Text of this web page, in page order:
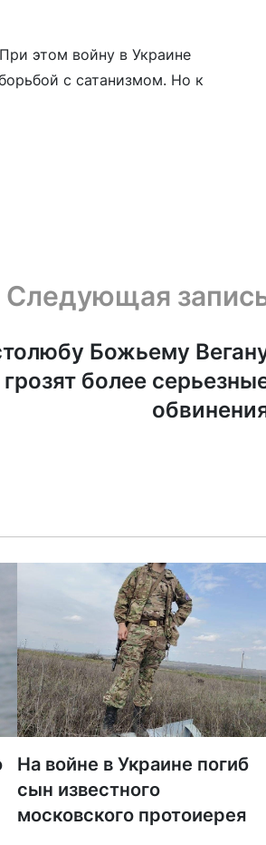
При этом войну в Украине
с сатанизмом. Но к
Следующая
Божьему
грозят более
На войне в Украине погиб
сын известного
московского протоиерея